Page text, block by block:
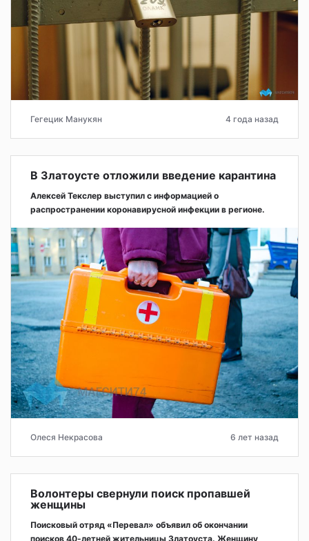
Гегецик Манукян 4 года назад
В Златоусте отложили введение карантина
Алексей Текслер выступил с информацией о
распространении коронавирусной инфекции в регионе.
Олеся Некрасова 6 лет назад
Волонтеры свернули поиск пропавшей
женщины
Поисковый отряд «Перевал» объявил об окончании
поисков 40-летней жительницы Златоуста. Женщину